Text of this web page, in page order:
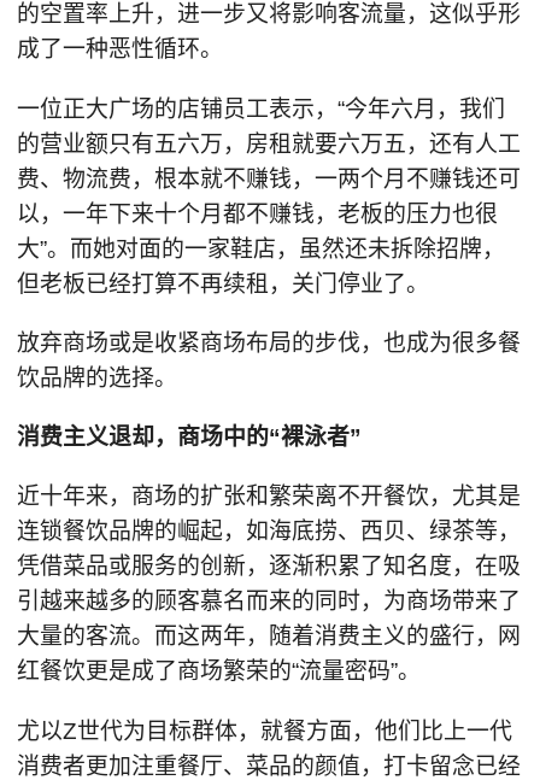
的空置率上升，进一步又将影响客流量，这似乎形
成了一种恶性循环。
一位正大广场的店铺员工表示，“今年六月，我们
的营业额只有五六万，房租就要六万五，还有人工
费、物流费，根本就不赚钱，一两个月不赚钱还可
以，一年下来十个月都不赚钱，老板的压力也很
大”。而她对面的一家鞋店，虽然还未拆除招牌，
但老板已经打算不再续租，关门停业了。
放弃商场或是收紧商场布局的步伐，也成为很多餐
饮品牌的选择。
消费主义退却，商场中的“裸泳者”
近十年来，商场的扩张和繁荣离不开餐饮，尤其是
连锁餐饮品牌的崛起，如海底捞、西贝、绿茶等，
凭借菜品或服务的创新，逐渐积累了知名度，在吸
引越来越多的顾客慕名而来的同时，为商场带来了
大量的客流。而这两年，随着消费主义的盛行，网
红餐饮更是成了商场繁荣的“流量密码”。
尤以Z世代为目标群体，就餐方面，他们比上一代
消费者更加注重餐厅、菜品的颜值，打卡留念已经